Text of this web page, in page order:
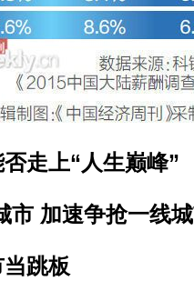
走上“人生巅峰”
加速争抢一线
跳板